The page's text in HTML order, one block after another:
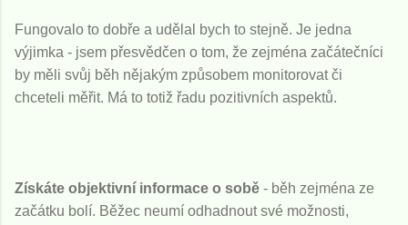
Fungovalo to dobře a udělal bych to stejně. Je jedna
výjimka - jsem přesvědčen o tom, že zejména začátečníci
by měli svůj běh nějakým způsobem monitorovat či
chceteli měřit. Má to totiž řadu pozitivních aspektů.
Získáte objektivní informace o sobě - běh zejména ze
začátku bolí. Běžec neumí odhadnout své možnosti,